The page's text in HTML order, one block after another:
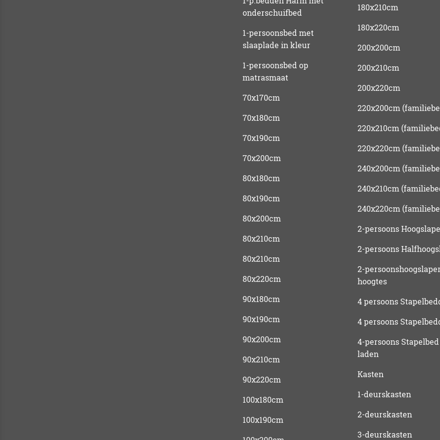
onderschuifbed
1-persoonsbed met
slaaplade in kleur
1-persoonsbed op
matrasmaat
70x170cm
70x180cm
70x190cm
70x200cm
80x180cm
80x190cm
80x200cm
80x210cm
80x210cm
80x220cm
90x180cm
90x190cm
90x200cm
90x210cm
90x220cm
100x180cm
100x190cm
180x210cm
180x220cm
200x200cm
200x210cm
200x220cm
220x200cm
220x210cm
220x220cm
240x200cm
240x210cm
240x220cm
2-persoons
2-persoons
2-
hoogtes
4 persoons
4 persoons
4-persoons
laden
Kasten
1-deurskasten
2-deurskasten
3-deurskasten